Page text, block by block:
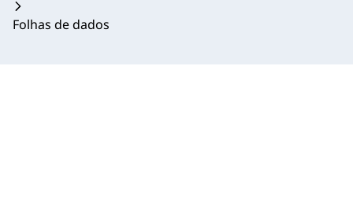
Folhas de dados